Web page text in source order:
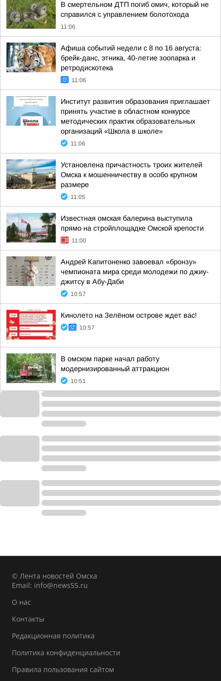
В смертельном ДТП погиб омич, который не
справился с управлением болотохода
11:06
Афиша событий недели с 8 по 16 августа:
брейк-данс, этника, 40-летие зоопарка и
ретродискотека
11:06
Институт развития образования приглашает
принять участие в областном конкурсе
методических практик образовательных
организаций «Школа в школе»
11:06
Установлена причастность троих жителей
Омска к мошенничеству в особо крупном
размере
11:05
Известная омская балерина выступила
прямо на стройплощадке Омской крепости
11:00
Андрей Капитоненко завоевал «бронзу»
чемпионата мира среди молодежи по джиу-
джитсу в Абу-Даби
10:57
Кинолето на Зелёном острове ждет вас!
10:57
В омском парке начал работу
модернизированный аттракцион
10:51
© Лента новостей Омска
Email: info@news55.ru
О нас
Контакты
Редакционная политика
Политика конфиденциальности
Правила пользования сайтом